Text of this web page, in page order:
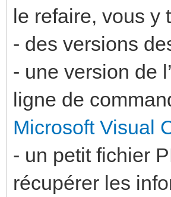
le refaire, vous y
- des versions
- une version de
ligne de
Microsoft Visual
- un petit fichier
récupérer les